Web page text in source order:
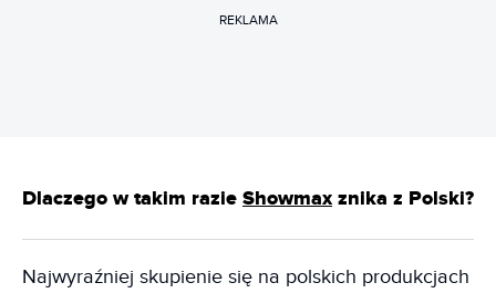
REKLAMA
Dlaczego w takim razie Showmax znika z Polski?
Najwyraźniej skupienie się na polskich produkcjach